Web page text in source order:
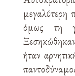
μεγαλύτερη
όμως τη
ήταν